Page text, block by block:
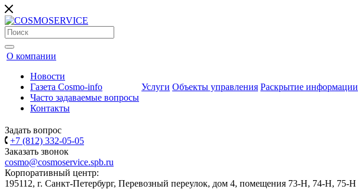
О компании
Новости
Газета Cosmo-info
Часто задаваемые вопросы
Контакты
Услуги Объекты управления Раскрытие информации
Задать вопрос
+7 (812) 332-05-05
Заказать звонок
cosmo@cosmoservice.spb.ru
Корпоративный центр:
195112, г. Санкт-Петербург, Перевозный переулок, дом 4, помещения 73‑Н, 74‑Н, 75‑Н